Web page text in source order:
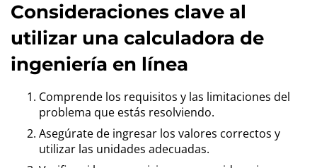
Consideraciones clave al
utilizar una calculadora de
ingeniería en línea
Comprende los requisitos y las limitaciones del
problema que estás resolviendo.
Asegúrate de ingresar los valores correctos y
utilizar las unidades adecuadas.